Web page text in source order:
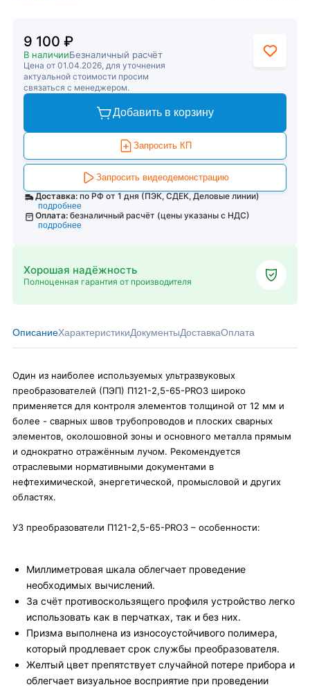
9 100 ₽
В наличииБезналичный расчёт
Цена от 01.04.2026, для уточнения
актуальной стоимости просим
связаться с менеджером.
Добавить в корзину
Запросить КП
Запросить видеодемонстрацию
Доставка: по РФ от 1 дня (ПЭК, СДЕК, Деловые линии)
подробнее
Оплата: безналичный расчёт (цены указаны с НДС)
подробнее
Хорошая надёжность
Полноценная гарантия от производителя
ОписаниеХарактеристикиДокументыДоставкаОплата
Один из наиболее используемых ультразвуковых
преобразователей (ПЭП) П121-2,5-65-PRO3 широко
применяется для контроля элементов толщиной от 12 мм и
более - сварных швов трубопроводов и плоских сварных
элементов, околошовной зоны и основного металла прямым
и однократно отражённым лучом. Рекомендуется
отраслевыми нормативными документами в
нефтехимической, энергетической, промысловой и других
областях.
УЗ преобразователи П121-2,5-65-PRO3 – особенности:
Миллиметровая шкала облегчает проведение
необходимых вычислений.
За счёт противоскользящего профиля устройство легко
использовать как в перчатках, так и без них.
Призма выполнена из износоустойчивого полимера,
который продлевает срок службы преобразователя.
Желтый цвет препятствует случайной потере прибора и
облегчает визуальное восприятие при проведении